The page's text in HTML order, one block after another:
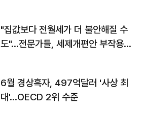
"집값보다 전월세가 더 불안해질 수
도"…전문가들, 세제개편안 부작용
6월 경상흑자, 497억달러 '사상 최
대'…OECD 2위 수준